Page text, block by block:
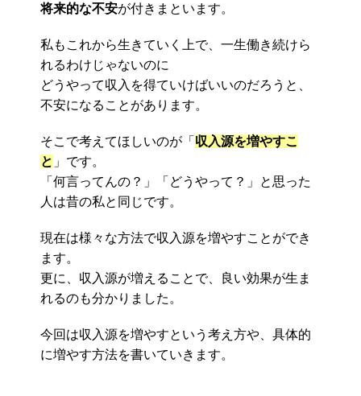
将来的な不安が付きまといます。
私もこれから生きていく上で、一生働き続けら
れるわけじゃないのに
どうやって収入を得ていけばいいのだろうと、
不安になることがあります。
そこで考えてほしいのが「 収入源を増やすこ
と 」です。
「何言ってんの？」「どうやって？」と思った
人は昔の私と同じです。
現在は様々な方法で収入源を増やすことができ
ます。
更に、収入源が増えることで、良い効果が生ま
れるのも分かりました。
今回は収入源を増やすという考え方や、具体的
に増やす方法を書いていきます。